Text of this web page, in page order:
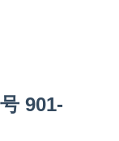
901-